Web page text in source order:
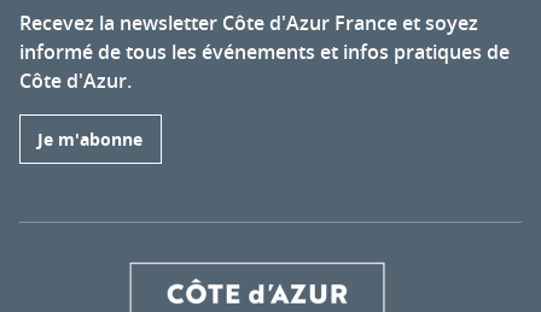
Recevez la newsletter Côte d'Azur France et soyez
informé de tous les événements et infos pratiques de
Côte d'Azur.
Je m'abonne